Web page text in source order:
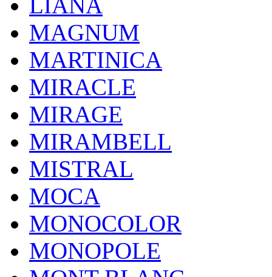
LIANA
MAGNUM
MARTINICA
MIRACLE
MIRAGE
MIRAMBELL
MISTRAL
MOCA
MONOCOLOR
MONOPOLE